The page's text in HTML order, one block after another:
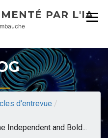
PAR L'IA
d'entrevue /
Independent and Bold...